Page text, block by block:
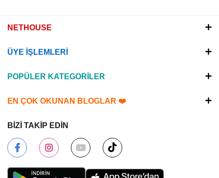
NETHOUSE
ÜYE İŞLEMLERİ
POPÜLER KATEGORİLER
EN ÇOK OKUNAN BLOGLAR ❤️
BİZİ TAKİP EDİN